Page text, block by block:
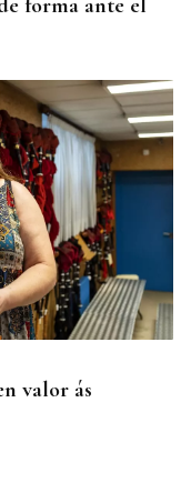
forma ante el
valor ás